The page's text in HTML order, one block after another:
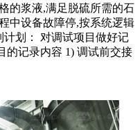
的浆液,满足脱硫所需的石
中设备故障停,按系统逻辑
划： 对调试项目做好记
的记录内容 1) 调试前交接